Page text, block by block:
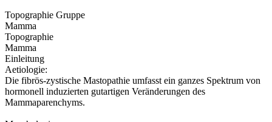
Topographie Gruppe
Mamma
Topographie
Mamma
Einleitung
Aetiologie:
Die fibrös-zystische Mastopathie umfasst ein ganzes Spektrum von
hormonell induzierten gutartigen Veränderungen des
Mammaparenchyms.